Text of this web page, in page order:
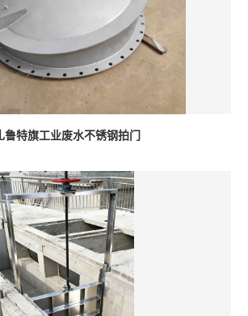
鲁特旗工业废水不锈钢拍门